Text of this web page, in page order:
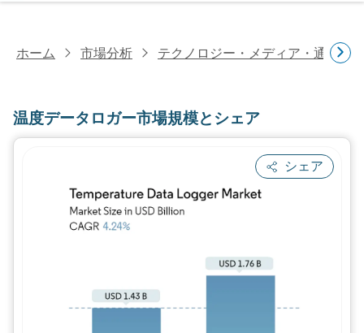
ホーム 市場分析 テクノロジー・メディア・通信研
温度データロガー市場規模とシェア
シェア